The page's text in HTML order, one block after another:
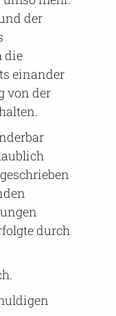
der
die
einander
von der
durch